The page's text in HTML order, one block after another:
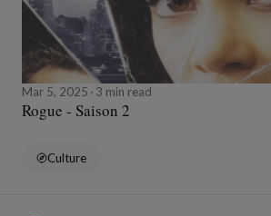
Mar 5, 2025 3 min read
Rogue - Saison 2
Culture